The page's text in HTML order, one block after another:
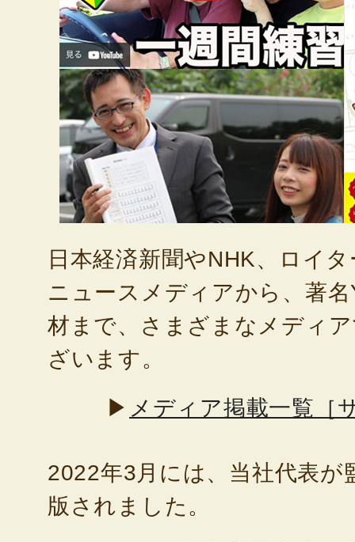
日本経済新聞やNHK、ロイ
ニュースメディアから、著
材まで、さまざまなメディ
ざいます。
▶ メディア掲載一覧［
2022年3月には、当社代表が
版されました。